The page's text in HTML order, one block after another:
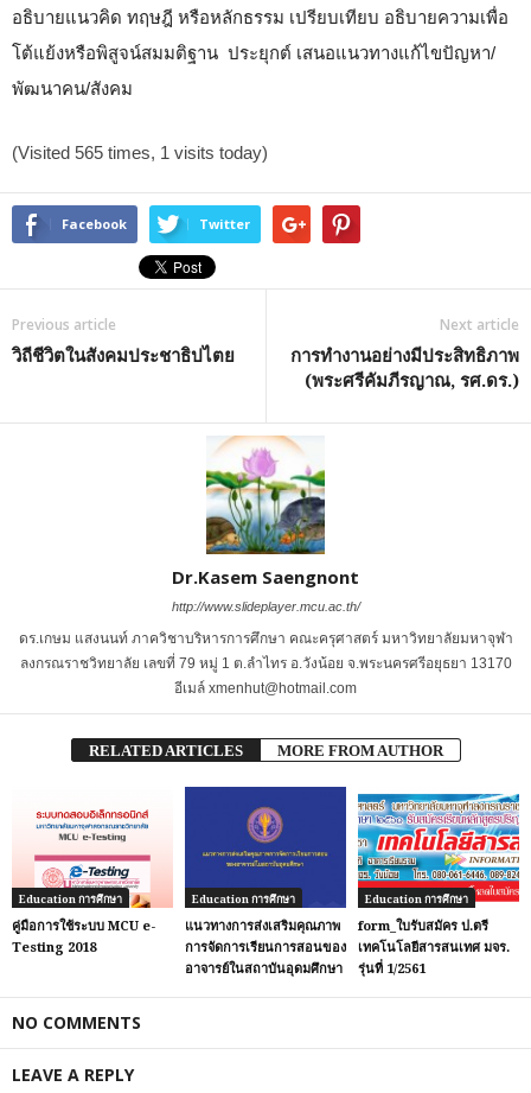
อธิบายแนวคิด ทฤษฎี หรือหลักธรรม เปรียบเทียบ อธิบายความเพื่อ
โต้แย้งหรือพิสูจน์สมมติฐาน ประยุกต์ เสนอแนวทางแก้ไขปัญหา/
พัฒนาคน/สังคม
(Visited 565 times, 1 visits today)
Facebook Twitter
Previous article
วิถีชีวิตในสังคมประชาธิปไตย
Next article
การทำงานอย่างมีประสิทธิภาพ
(พระศรีคัมภีรญาณ, รศ.ดร.)
Dr.Kasem Saengnont
http://www.slideplayer.mcu.ac.th/
ดร.เกษม แสงนนท์ ภาควิชาบริหารการศึกษา คณะครุศาสตร์ มหาวิทยาลัยมหาจุฬา
ลงกรณราชวิทยาลัย เลขที่ 79 หมู่ 1 ต.ลำไทร อ.วังน้อย จ.พระนครศรีอยุธยา 13170
อีเมล์ xmenhut@hotmail.com
RELATED ARTICLES MORE FROM AUTHOR
Education การศึกษา
คู่มือการใช้ระบบ MCU e-
Testing 2018
Education การศึกษา
แนวทางการส่งเสริมคุณภาพ
การจัดการเรียนการสอนของ
อาจารย์ในสถาบันอุดมศึกษา
Education การศึกษา
form_ใบรับสมัคร ป.ตรี
เทคโนโลยีสารสนเทศ มจร.
รุ่นที่ 1/2561
NO COMMENTS
LEAVE A REPLY